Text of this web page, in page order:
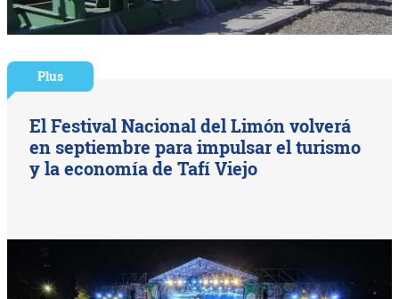
Plus
El Festival Nacional del Limón volverá
en septiembre para impulsar el turismo
y la economía de Tafí Viejo